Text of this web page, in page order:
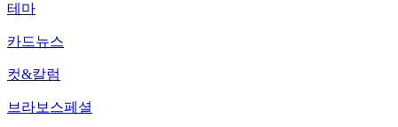
테마
카드뉴스
컷&칼럼
브라보스페셜